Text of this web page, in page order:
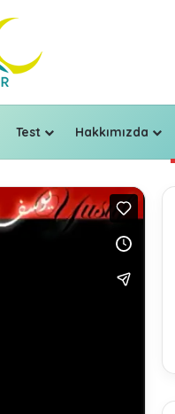
Test Hakkımızda